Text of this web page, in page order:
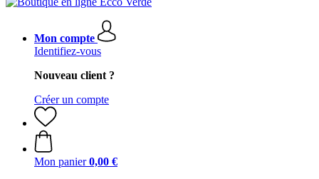
Mon compte
Identifiez-vous
Nouveau client ?
Créer un compte
Mon panier 0,00 €